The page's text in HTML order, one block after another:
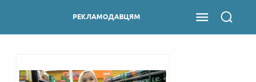
РЕКЛАМОДАВЦЯМ